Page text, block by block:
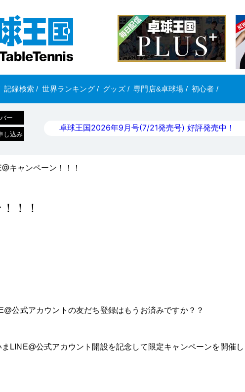
記録検索 / 世界ランキング/ グッズ/ 専門店&卓球場 / 初心者 /
ー
し込み
卓球王国2026年9月号(7/21発売号) 好評発売中！
キャンペーン！！！
！！
公式アカウントの友だち登録はもうお済みですか？？
LINE@公式アカウント開設を記念して限定キャンペーンを開催し